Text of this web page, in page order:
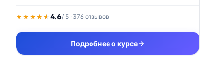
★★★★★
★★★★★ 4.6/ 5 · 376 отзывов
Подробнее о курсе